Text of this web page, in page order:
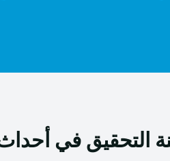
التحقيق في